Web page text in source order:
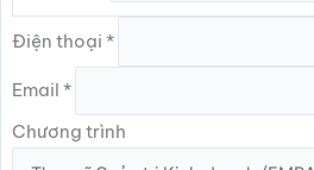
Điện thoại*
Email*
Chương trình